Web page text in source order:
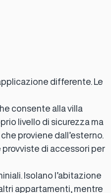
differente. Le
consente alla villa
livello di sicurezza ma
proviene dall’esterno.
di accessori per
Isolano l’abitazione
appartamenti, mentre